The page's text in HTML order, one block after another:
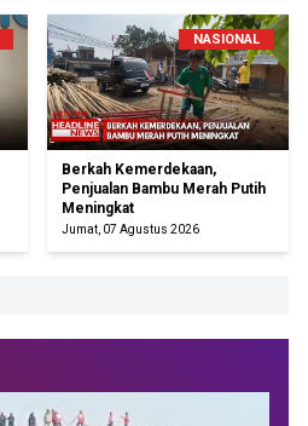
NASIONAL
Berkah Kemerdekaan,
Penjualan Bambu Merah Putih
Meningkat
Jumat, 07 Agustus 2026